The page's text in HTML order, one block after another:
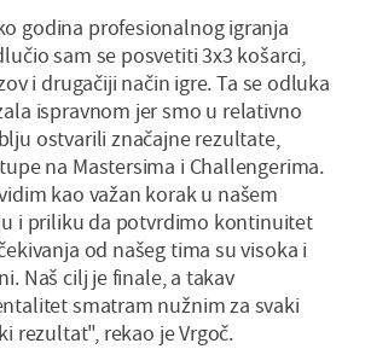
godina profesionalnog igranja
sam se posvetiti 3x3 košarci,
i drugačiji način igre. Ta se odluka
ispravnom jer smo u relativno
ostvarili značajne rezultate,
na Mastersima i Challengerima.
kao važan korak u našem
i priliku da potvrdimo kontinuitet
od našeg tima su visoka i
Naš cilj je finale, a takav
smatram nužnim za svaki
rezultat", rekao je Vrgoč.